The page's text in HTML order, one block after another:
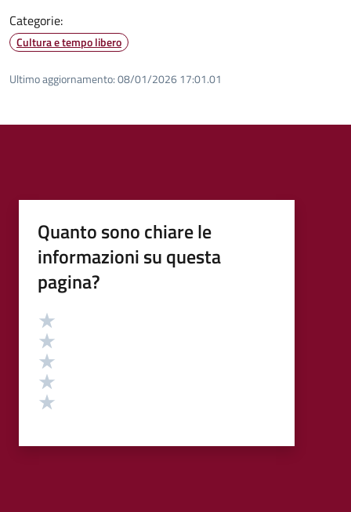
Categorie:
Cultura e tempo libero
Ultimo aggiornamento:08/01/2026 17:01.01
Quanto sono chiare le
informazioni su questa
pagina?
Valutazione